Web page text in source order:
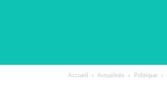
Accueil Actualités Politique